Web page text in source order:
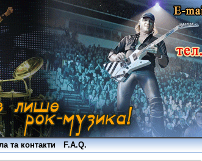
та контакти F.A.Q.